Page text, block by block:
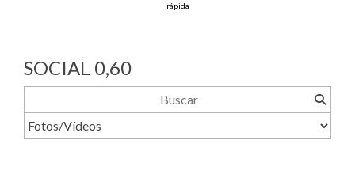
rápida
SOCIAL 0,60